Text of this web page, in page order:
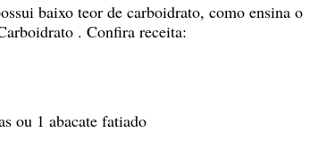
baixo teor de carboidrato, como ensina o
. Confira receita:
ou 1 abacate fatiado